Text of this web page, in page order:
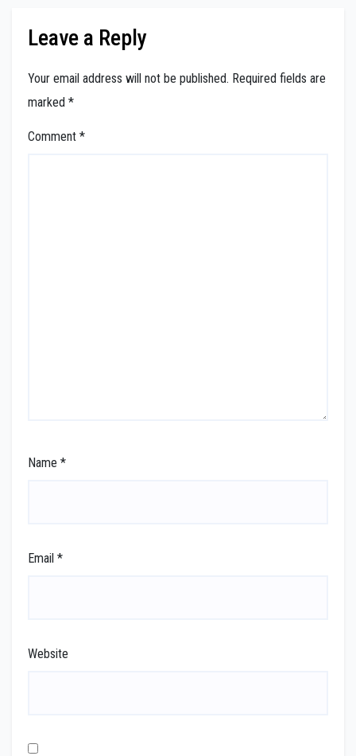
Leave a Reply
Your email address will not be published. Required fields are
marked *
Comment *
Name *
Email *
Website